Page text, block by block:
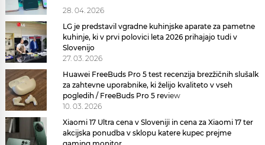
28. 04. 2026
LG je predstavil vgradne kuhinjske aparate za pametne
kuhinje, ki v prvi polovici leta 2026 prihajajo tudi v
Slovenijo
27. 03. 2026
Huawei FreeBuds Pro 5 test recenzija brezžičnih slušalk
za zahtevne uporabnike, ki želijo kvaliteto v vseh
pogledih / FreeBuds Pro 5 review
10. 03. 2026
Xiaomi 17 Ultra cena v Sloveniji in cena za Xiaomi 17 ter
akcijska ponudba v sklopu katere kupec prejme